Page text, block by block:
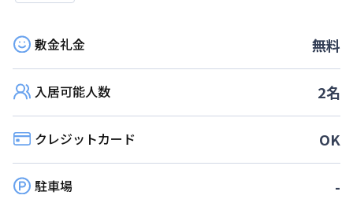
敷金礼金 無料
入居可能人数 2名
クレジットカード OK
駐車場 -